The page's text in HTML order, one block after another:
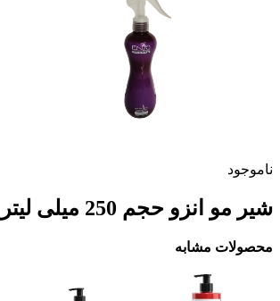
ناموجود
شیر مو انزو حجم 250 میلی لیتر
محصولات مشابه